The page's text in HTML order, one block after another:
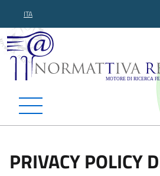
ITA
Normattiva
PRIVACY POLICY